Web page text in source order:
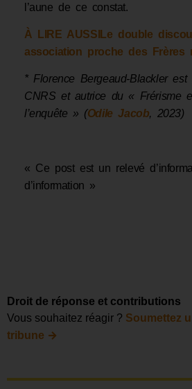
l’aune de ce constat.
À LIRE AUSSI Le double
association proche des Frères
* Florence Bergeaud-Blackler est
CNRS et autrice du « Frérisme
l’enquête » (Odile Jacob, 2023)
« Ce post est un relevé
d’information »
Droit de réponse et contributions
Vous souhaitez réagir ? Soumettez
tribune →